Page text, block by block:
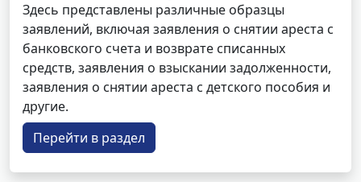
Здесь представлены различные образцы
заявлений, включая заявления о снятии ареста с
банковского счета и возврате списанных
средств, заявления о взыскании задолженности,
заявления о снятии ареста с детского пособия и
другие.
Перейти в раздел